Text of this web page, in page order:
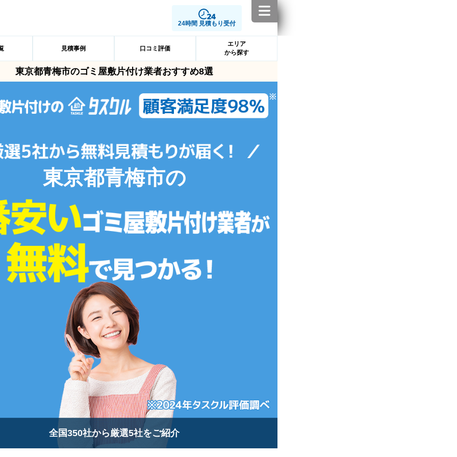
24時間 見積もり受付
見積事例 口コミ評価
エリア
から探す
東京都青梅市のゴミ屋敷片付け業者おすすめ8選
東京都青梅市の
全国350社から厳選5社をご紹介